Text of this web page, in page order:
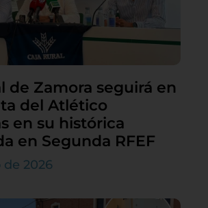
de Zamora seguirá en
del Atlético
en su histórica
en Segunda RFEF
2026